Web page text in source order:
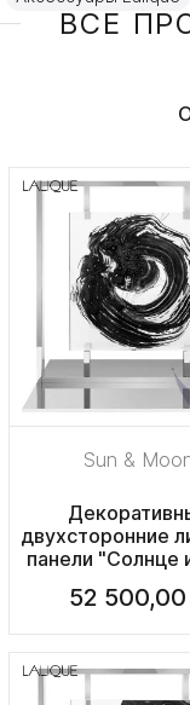
ВСЕ
Sun &
двухсторонние
панели "Солнце
52